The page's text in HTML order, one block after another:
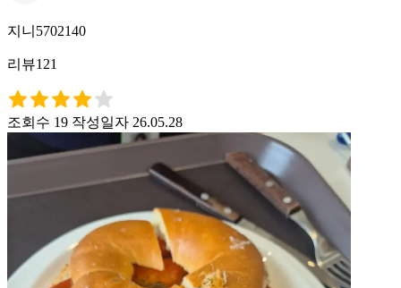
지니5702140
리뷰121
조회수 19 작성일자 26.05.28